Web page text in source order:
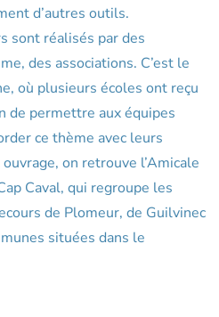
d’autres outils.
sont réalisés par des
des associations. C’est le
où plusieurs écoles ont reçu
de permettre aux équipes
ce thème avec leurs
on retrouve l’Amicale
Caval, qui regroupe les
de Plomeur, de Guilvinec
situées dans le